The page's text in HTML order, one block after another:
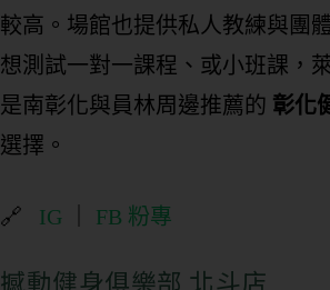
較高。場館也提供私人教練與團
想測試一對一課程、或小班課，
是南彰化與員林周邊推薦的 彰化
選擇。
🔗 IG FB 粉專
撼動健身俱樂部 北斗店